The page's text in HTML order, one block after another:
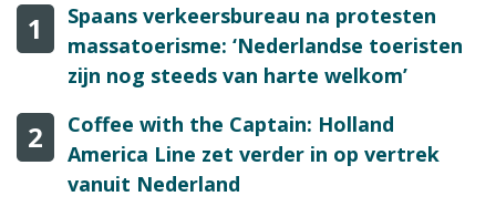
1
Spaans verkeersbureau na protesten
massatoerisme: ‘Nederlandse toeristen
zijn nog steeds van harte welkom’
2
Coffee with the Captain: Holland
America Line zet verder in op vertrek
vanuit Nederland